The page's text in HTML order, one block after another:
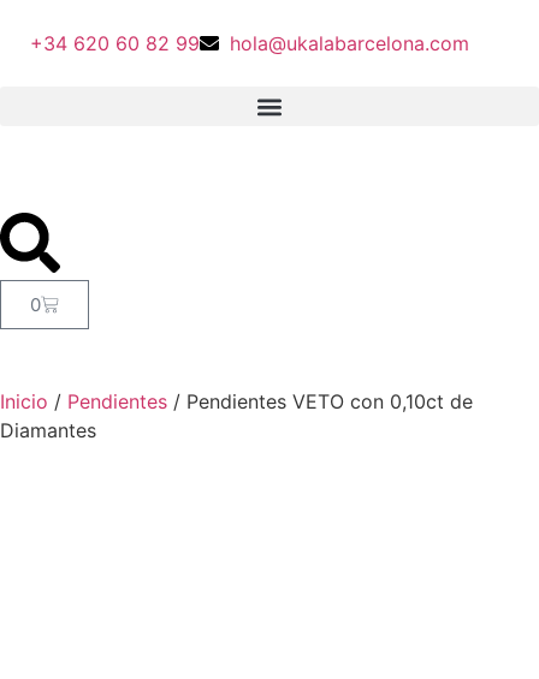
+34 620 60 82 99 hola@ukalabarcelona.com
0
Inicio / Pendientes / Pendientes VETO con 0,10ct de
Diamantes